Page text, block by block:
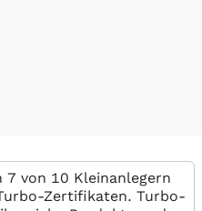
von 10 Kleinanlegern
Zertifikaten. Turbo-